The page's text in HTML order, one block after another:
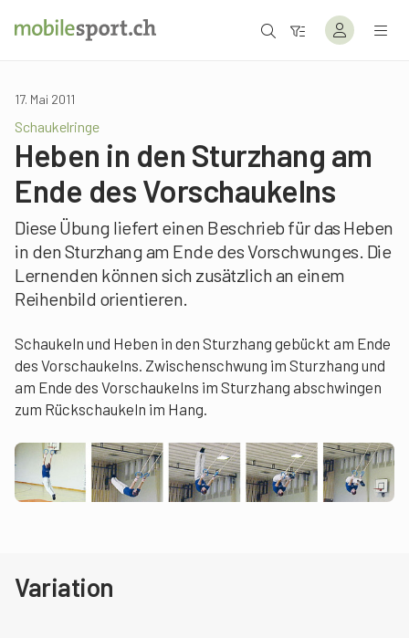
17. Mai 2011
Schaukelringe
Heben in den Sturzhang am
Ende des Vorschaukelns
Diese Übung liefert einen Beschrieb für das Heben
in den Sturzhang am Ende des Vorschwunges. Die
Lernenden können sich zusätzlich an einem
Reihenbild orientieren.
Schaukeln und Heben in den Sturzhang gebückt am Ende
des Vorschaukelns. Zwischenschwung im Sturzhang und
am Ende des Vorschaukelns im Sturzhang abschwingen
zum Rückschaukeln im Hang.
Variation